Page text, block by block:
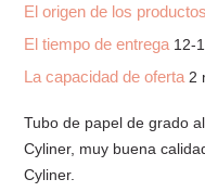
El origen de los productos
El tiempo de entrega 12-
La capacidad de oferta 2
Tubo de papel de grado
Cyliner, muy buena
Cyliner.